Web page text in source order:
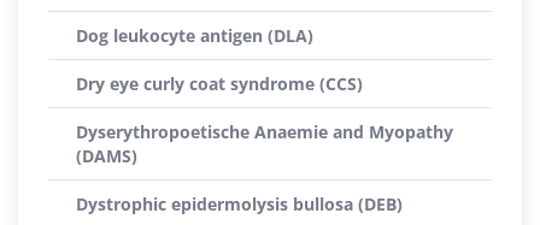
Dog leukocyte antigen (DLA)
Dry eye curly coat syndrome (CCS)
Dyserythropoetische Anaemie and Myopathy
(DAMS)
Dystrophic epidermolysis bullosa (DEB)